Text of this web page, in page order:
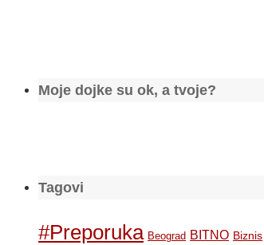
Moje dojke su ok, a tvoje?
Tagovi
#Preporuka Beograd BITNO Biznis